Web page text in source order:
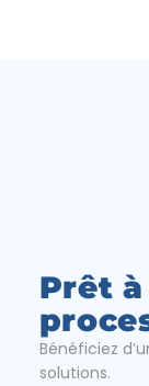
Prêt
Bénéficiez
solutions.